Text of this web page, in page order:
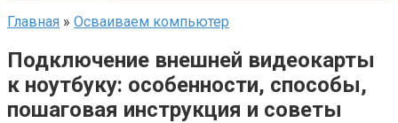
Главная » Осваиваем компьютер
Подключение внешней видеокарты
к ноутбуку: особенности, способы,
пошаговая инструкция и советы